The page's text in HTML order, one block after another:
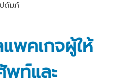
ถัมภ์
พคเกจผู้ให้
พท์และ